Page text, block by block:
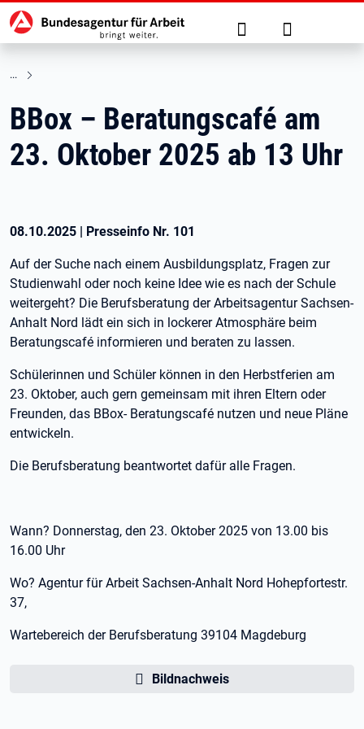
zu den Hauptinhalten springen
Hauptnavigation Suche Anmelden
BBox – Beratungscafé am
23. Oktober 2025 ab 13 Uhr
08.10.2025 | Presseinfo Nr. 101
Auf der Suche nach einem Ausbildungsplatz, Fragen zur
Studienwahl oder noch keine Idee wie es nach der Schule
weitergeht? Die Berufsberatung der Arbeitsagentur Sachsen-
Anhalt Nord lädt ein sich in lockerer Atmosphäre beim
Beratungscafé informieren und beraten zu lassen.
Schülerinnen und Schüler können in den Herbstferien am
23. Oktober, auch gern gemeinsam mit ihren Eltern oder
Freunden, das BBox- Beratungscafé nutzen und neue Pläne
entwickeln.
Die Berufsberatung beantwortet dafür alle Fragen.
Wann? Donnerstag, den 23. Oktober 2025 von 13.00 bis
16.00 Uhr
Wo? Agentur für Arbeit Sachsen-Anhalt Nord Hohepfortestr.
37,
Wartebereich der Berufsberatung 39104 Magdeburg
Bildnachweis